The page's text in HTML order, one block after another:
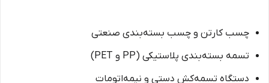
چسب کارتن و چسب بسته‌بندی صنعتی
تسمه بسته‌بندی پلاستیکی (PP و PET)
دستگاه تسمه‌کش دستی و نیمه‌اتومات